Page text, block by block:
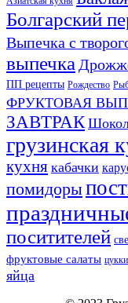
Болгарский
Выпечка с
выпечка
ПП рецепты Рождество
ФРУКТОВАЯ
ЗАВТРАК
грузинская
кухня кабачки
помидоры
поситителей
фруктовые салаты
яйца